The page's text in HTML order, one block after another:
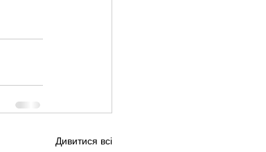
Дивитися всі